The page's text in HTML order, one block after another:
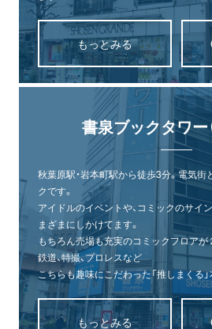
もっとみる
書泉ブックタワー
秋葉原駅・岩本町駅から徒歩3分。電気
クです。
アイドルのイベントや、コミックのサイ
まざまにしかけてます。
もちろん売場も充実のコミックフロアが
鉄道、特撮、プロレスなど
こちらも趣味にこだわった「推しまくる
もっとみる